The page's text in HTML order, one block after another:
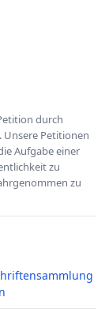
durch
Petitionen
Aufgabe einer
zu
zu